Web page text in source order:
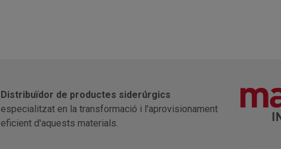
Distribuïdor de productes siderúrgics
especialitzat en la transformació i l'aprovisionament
eficient d'aquests materials.